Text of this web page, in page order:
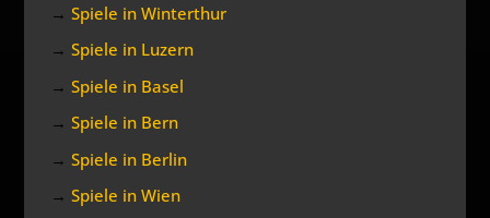
→Spiele in Winterthur
→Spiele in Luzern
→Spiele in Basel
→Spiele in Bern
→Spiele in Berlin
→Spiele in Wien